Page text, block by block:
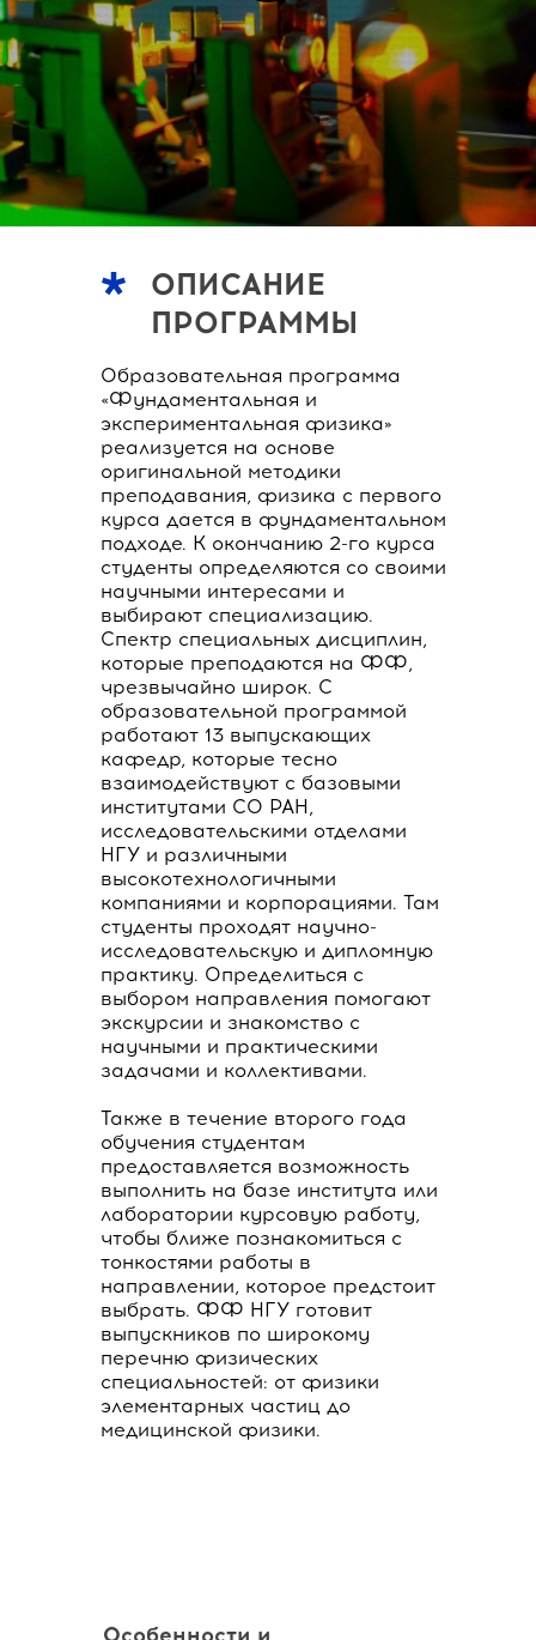
ТОП-100
среди 20 000 университетов мира
U.S. News Best Global Universities 2022
ФИЗИКА
ОПИСАНИЕ
ПРОГРАММЫ
Образовательная программа
«Фундаментальная и
экспериментальная физика»
реализуется на основе
оригинальной методики
преподавания, физика с первого
курса дается в фундаментальном
подходе. К окончанию 2-го курса
студенты определяются со своими
научными интересами и
выбирают специализацию.
Спектр специальных дисциплин,
которые преподаются на ФФ,
чрезвычайно широк. С
образовательной программой
работают 13 выпускающих
кафедр, которые тесно
взаимодействуют с базовыми
институтами СО РАН,
исследовательскими отделами
НГУ и различными
высокотехнологичными
компаниями и корпорациями. Там
студенты проходят научно-
исследовательскую и дипломную
практику. Определиться с
выбором направления помогают
экскурсии и знакомство с
научными и практическими
задачами и коллективами.
Также в течение второго года
обучения студентам
предоставляется возможность
выполнить на базе института или
лаборатории курсовую работу,
чтобы ближе познакомиться с
тонкостями работы в
направлении, которое предстоит
выбрать. ФФ НГУ готовит
выпускников по широкому
перечню физических
специальностей: от физики
элементарных частиц до
медицинской физики.